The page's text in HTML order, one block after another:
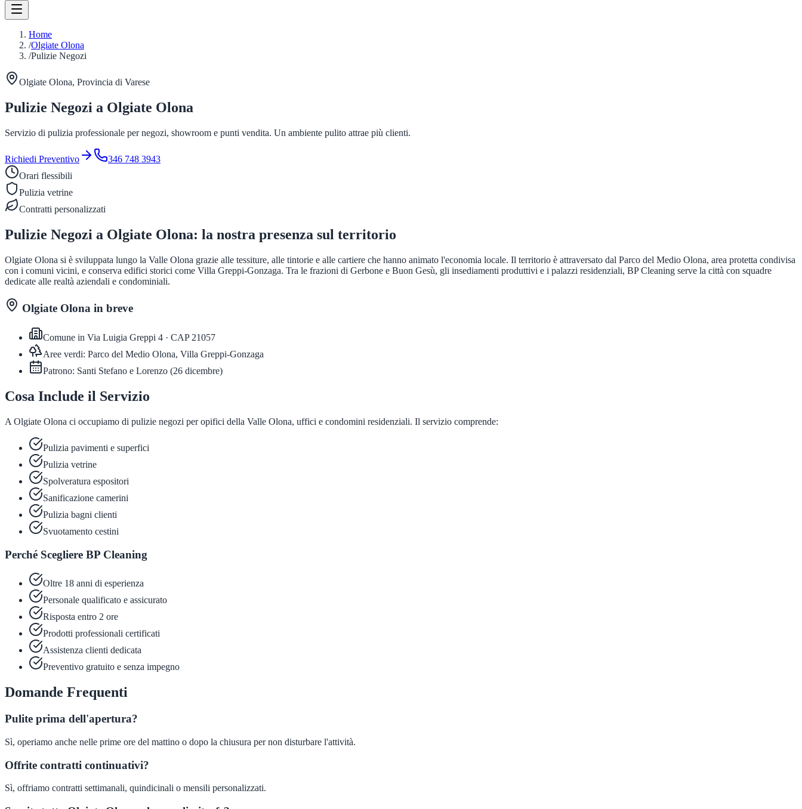
Home
/Olgiate Olona
/Pulizie Negozi
Olgiate Olona, Provincia di Varese
Pulizie Negozi a Olgiate Olona
Servizio di pulizia professionale per negozi, showroom e punti vendita. Un ambiente pulito attrae più clienti.
Richiedi Preventivo
346 748 3943
Orari flessibili
Pulizia vetrine
Contratti personalizzati
Pulizie Negozi a Olgiate Olona: la nostra presenza sul territorio
Olgiate Olona si è sviluppata lungo la Valle Olona grazie alle tessiture, alle tintorie e alle cartiere che hanno animato l'economia locale. Il territorio è attraversato dal Parco del Medio Olona, area protetta condivisa
con i comuni vicini, e conserva edifici storici come Villa Greppi-Gonzaga. Tra le frazioni di Gerbone e Buon Gesù, gli insediamenti produttivi e i palazzi residenziali, BP Cleaning serve la città con squadre
dedicate alle realtà aziendali e condominiali.
Olgiate Olona in breve
Comune in Via Luigia Greppi 4 · CAP 21057
Aree verdi: Parco del Medio Olona, Villa Greppi-Gonzaga
Patrono: Santi Stefano e Lorenzo (26 dicembre)
Cosa Include il Servizio
A Olgiate Olona ci occupiamo di pulizie negozi per opifici della Valle Olona, uffici e condomini residenziali. Il servizio comprende:
Pulizia pavimenti e superfici
Pulizia vetrine
Spolveratura espositori
Sanificazione camerini
Pulizia bagni clienti
Svuotamento cestini
Perché Scegliere BP Cleaning
Oltre 18 anni di esperienza
Personale qualificato e assicurato
Risposta entro 2 ore
Prodotti professionali certificati
Assistenza clienti dedicata
Preventivo gratuito e senza impegno
Domande Frequenti
Pulite prima dell'apertura?
Sì, operiamo anche nelle prime ore del mattino o dopo la chiusura per non disturbare l'attività.
Offrite contratti continuativi?
Sì, offriamo contratti settimanali, quindicinali o mensili personalizzati.